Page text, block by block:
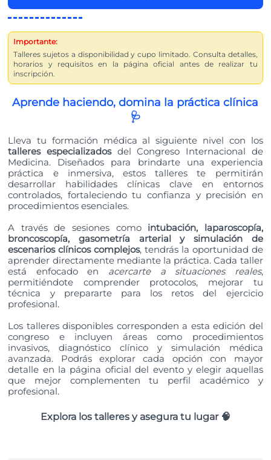
Importante:
Talleres sujetos a disponibilidad y cupo limitado. Consulta detalles,
horarios y requisitos en la página oficial antes de realizar tu
inscripción.
Aprende haciendo, domina la práctica clínica
🩺
Lleva tu formación médica al siguiente nivel con los
talleres especializadosdel Congreso Internacional de
Medicina. Diseñados para brindarte una experiencia
práctica e inmersiva, estos talleres te permitirán
desarrollar habilidades clínicas clave en entornos
controlados, fortaleciendo tu confianza y precisión en
procedimientos esenciales.
A través de sesiones como intubación, laparoscopía,
broncoscopía, gasometría arterial y simulación de
escenarios clínicos complejos, tendrás la oportunidad de
aprender directamente mediante la práctica. Cada taller
está enfocado en acercarte a situaciones reales,
permitiéndote comprender protocolos, mejorar tu
técnica y prepararte para los retos del ejercicio
profesional.
Los talleres disponibles corresponden a esta edición del
congreso e incluyen áreas como procedimientos
invasivos, diagnóstico clínico y simulación médica
avanzada. Podrás explorar cada opción con mayor
detalle en la página oficial del evento y elegir aquellas
que mejor complementen tu perfil académico y
profesional.
Explora los talleres y asegura tu lugar 🧠